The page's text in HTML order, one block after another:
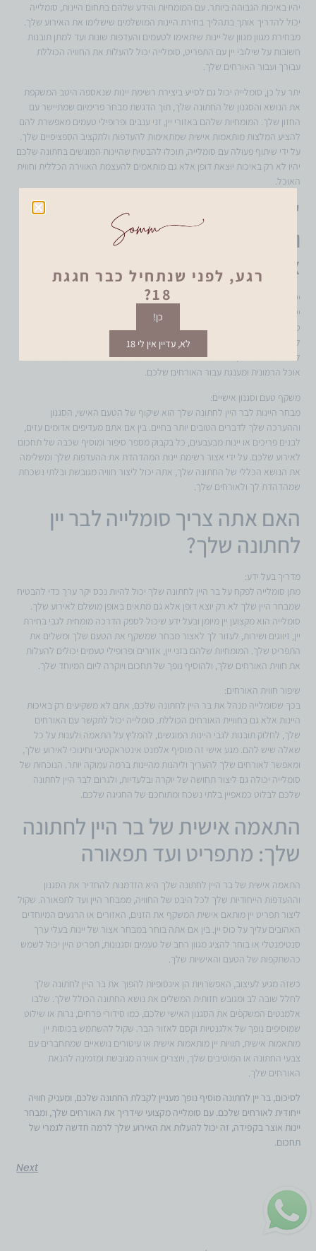
יהיו באיכות הגבוהה ביותר. עם המומחיות והידע שלהם בתחום היינות, סומלייה
יכול להדריך אותך בתהליך בחירת היינות המושלמים שישלימו את האירוע שלך.
מבחירת מגוון מגוון של יינות שיתאימו לטעמים והעדפות שונות ועד למתן תובנות
חשובות על שילובי יין עם התפריט, סומלייה יכול להעלות את החוויה הכוללת
עבורך ועבור האורחים שלך.
יתר על כן, סומלייה יכול גם לסייע ביצירת רשימת יינות שנאספה היטב המשקפת
את הנושא והסגנון של החתונה שלך, תוך הדגשת מבחר פרימיום שמתיישר עם
החזון שלך. המומחיות שלהם באזורי יין, זני ענבים ופרופילי טעמים מאפשרת להם
להציע המלצות מותאמות אישית שמתאימות להעדפות ולתקציב הספציפיים שלך.
על ידי שיתוף פעולה עם סומלייה, תוכלו להבטיח שהיינות המוגשים בחתונה שלכם
יהיו לא רק באיכות יוצאת דופן אלא גם מותאמים להעצמת האווירה הכללית וחווית
האוכל.
"יין הוא אחד המרכיבים הנעימים
והחיוניים של החיים." – ג'וליה
צ'יילד: החשיבות של בחירת יין
יין כחבר קולינרי:
יין כבר מזמן נערץ כמרכיב רב-תכליתי וחיוני בעולם הקולינרי. היכולת שלו לשפר
טעמים, להעלות את חוויות האוכל וליצור רגעים בלתי נשכחים הופכת אותו
למרכיב מהותי בכל חגיגה, כולל חתונות. בדיוק כפי ששף בוחר בקפידה מרכיבים
ליצירת מנת מופת, בחירת היינות הנכונים לחתונה שלכם היא חיונית ביצירת חווית
אוכל הרמונית ומענגת עבור האורחים שלכם.
משקף טעם וסגנון אישיים:
מבחר היינות לבר היין לחתונה שלך הוא שיקוף של הטעם האישי, הסגנון
וההערכה שלך לדברים הטובים יותר בחיים. בין אם אתם מעדיפים אדומים עזים,
לבנים פריכים או יינות מבעבעים, כל בקבוק מספר סיפור ומוסיף שכבה של תחכום
לאירוע שלכם. על ידי אצור רשימת יינות המהדהדת את ההעדפות שלך ומשלימה
את הנושא הכללי של החתונה שלך, אתה יכול ליצור חוויה מגובשת ובלתי נשכחת
שמהדהדת לך ולאורחים שלך.
האם אתה צריך סומלייה לבר יין
לחתונה שלך?
מדריך בעל ידע:
מתן סומלייה לפקח על בר היין לחתונה שלך יכול להיות נכס יקר ערך כדי להבטיח
שמבחר היין שלך לא רק יוצא דופן אלא גם מתאים באופן מושלם לאירוע שלך.
סומלייה הוא מקצוען יין מיומן ובעל ידע שיכול לספק הדרכה מומחית לגבי בחירת
יין, זיווגים ושירות, לעזור לך לאצור מבחר שמשקף את הטעם שלך ומשלים את
התפריט שלך. המומחיות שלהם בזני יין, אזורים ופרופילי טעמים יכולים להעלות
את חווית האורחים שלך, ולהוסיף נופך של תחכום ויוקרה ליום המיוחד שלך.
שיפור חווית האורחים:
בכך שסומלייה מנהל את בר היין לחתונה שלכם, אתם לא משקיעים רק באיכות
היינות אלא גם בחוויית האורחים הכוללת. סומלייה יכול לתקשר עם האורחים
שלך, לחלוק תובנות לגבי היינות המוגשים, להמליץ על התאמה ולענות על כל
שאלה שיש להם. מגע אישי זה מוסיף אלמנט אינטראקטיבי וחינוכי לאירוע שלך,
ומאפשר לאורחים שלך להעריך וליהנות מהיינות ברמה עמוקה יותר. הנוכחות של
סומלייה יכולה גם ליצור תחושה של יוקרה ובלעדיות, ולגרום לבר היין לחתונה
שלכם לבלוט כמאפיין בלתי נשכח ומתוחכם של החגיגה שלכם.
התאמה אישית של בר היין לחתונה
שלך: מתפריט ועד תפאורה
התאמה אישית של בר היין לחתונה שלך היא הזדמנות להחדיר את הסגנון
וההעדפות הייחודיות שלך לכל היבט של החוויה, ממבחר היין ועד לתפאורה. שקול
ליצור תפריט יין מותאם אישית המשקף את הזנים, האזורים או הרגעים המיוחדים
האהובים עליך על כוס יין. בין אם אתה בוחר במבחר אצור של יינות בעלי ערך
סנטימנטלי או בוחר להציג מגוון רחב של טעמים וסגנונות, תפריט היין יכול לשמש
כהשתקפות של הטעם והאישיות שלך.
כשזה מגיע לעיצוב, האפשרויות הן אינסופיות להפוך את בר היין לחתונה שלך
לחלל שובה לב ומגובש חזותית המשלים את נושא החתונה הכולל שלך. שלבו
אלמנטים המשקפים את הסגנון האישי שלכם, כמו סידורי פרחים, נרות או שילוט
שמוסיפים נופך של אלגנטיות וקסם לאזור הבר. שקול להשתמש בכוסות יין
מותאמות אישית, תוויות יין מותאמות אישית או עיטורים נושאיים שמתחברים עם
צבעי החתונה או המוטיבים שלך, ויוצרים אווירה מגובשת ומזמינה להנאת
האורחים שלך.
לסיכום, בר יין לחתונה מוסיף נופך מעניין לקבלת החתונה שלכם, ומעניק חוויה
ייחודית לאורחים שלכם. עם סומלייה מקצועי שידריך את האורחים שלך, ומבחר
יינות אוצר בקפידה, זה יכול להעלות את האירוע שלך לרמה חדשה לגמרי של
תחכום.
Next
רגע, לפני שנתחיל כבר חגגת
18?
כן!
לא, עדיין אין לי 18